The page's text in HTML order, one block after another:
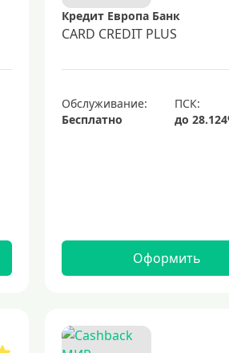
Кредит Европа Банк
CARD CREDIT PLUS
Обслуживание:
Бесплатно
Оформить